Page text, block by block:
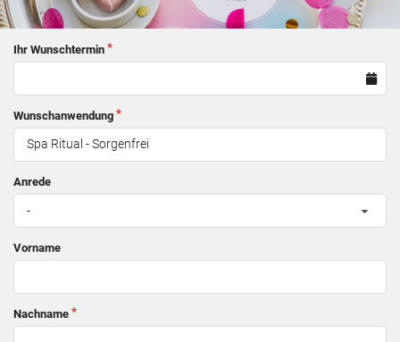
Ihr Wunschtermin
Wunschanwendung
Anrede
-
Vorname
Nachname